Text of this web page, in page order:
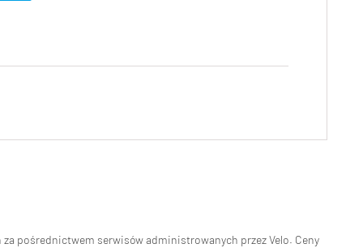
pośrednictwem serwisów administrowanych przez Velo. Ceny